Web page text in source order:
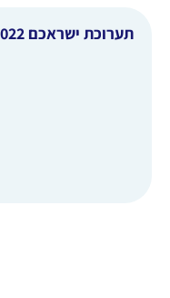
תערוכת ישראכם 2022